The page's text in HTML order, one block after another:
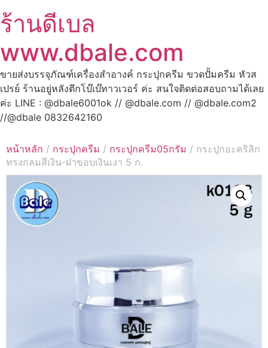
ร้านดีเบล
www.dbale.com
ขายส่งบรรจุภัณฑ์เครื่องสำอางค์ กระปุกครีม ขวดปั้มครีม หัวส
เปรย์ ร้านอยู่หลังตึกโบ๊เบ๊ทาวเวอร์ ค่ะ สนใจติดต่อสอบถามได้เลย
ค่ะ LINE : @dbale6001ok // @dbale.com // @dbale.com2
//@dbale 0832642160
หน้าหลัก / กระปุกครีม / กระปุกครีม05กรัม / กระปุกอะคริลิก
ทรงกลมสีเงิน-ฝาขอบเงินเงา 5 ก.